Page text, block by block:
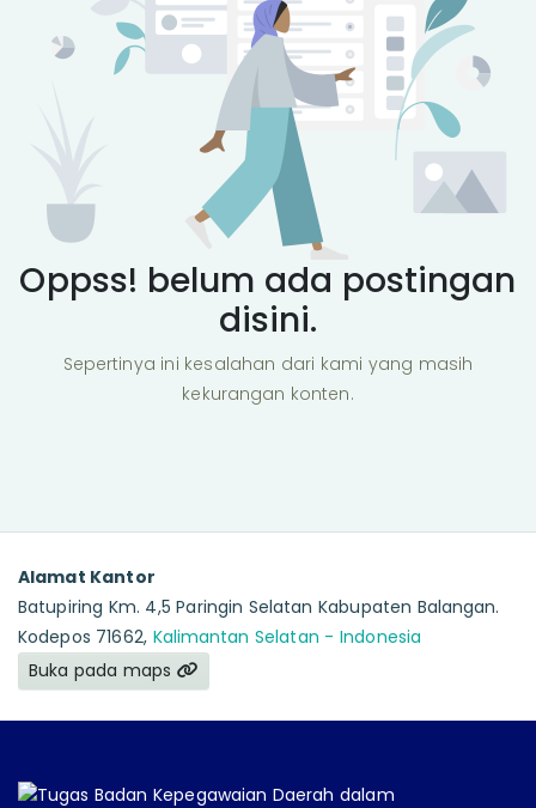
Oppss! belum ada postingan
disini.
Sepertinya ini kesalahan dari kami yang masih
kekurangan konten.
Alamat Kantor
Batupiring Km. 4,5 Paringin Selatan Kabupaten Balangan.
Kodepos 71662, Kalimantan Selatan - Indonesia
Buka pada maps
Tugas Badan Kepegawaian Daerah dalam